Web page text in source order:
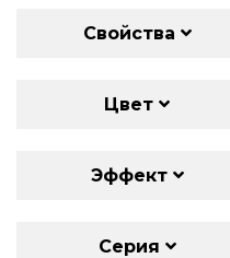
Свойства
Цвет
Эффект
Серия